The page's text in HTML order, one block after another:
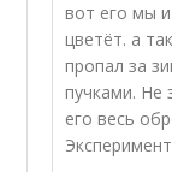
вот его мы
цветёт. а
пропал за
пучками. Не
его весь